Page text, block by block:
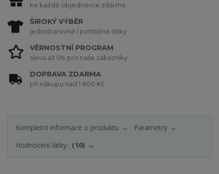
ke každé objednávce zdarma
ŠIROKÝ VÝBĚR
jednobarevné i potištěné látky
VĚRNOSTNÍ PROGRAM
sleva až 5% pro naše zákazníky
DOPRAVA ZDARMA
při nákupu nad 1 800 Kč
Kompletní informace o produktu
Parametry
Hodnocení látky:
10